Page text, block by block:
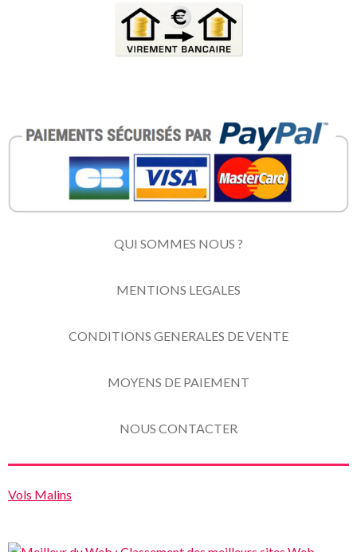
QUI SOMMES NOUS ?
MENTIONS LEGALES
CONDITIONS GENERALES DE VENTE
MOYENS DE PAIEMENT
NOUS CONTACTER
Vols Malins